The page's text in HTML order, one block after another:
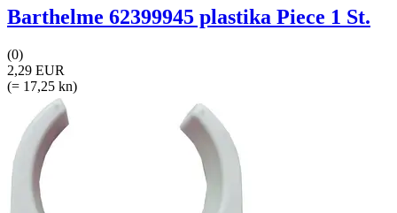
Barthelme 62399945 plastika Piece 1 St.
(0)
2,29 EUR
(= 17,25 kn)